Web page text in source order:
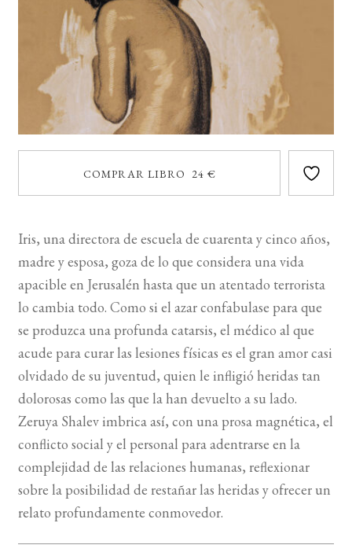
COMPRAR LIBRO 24 €
Iris, una directora de escuela de cuarenta y cinco años,
madre y esposa, goza de lo que considera una vida
apacible en Jerusalén hasta que un atentado terrorista
lo cambia todo. Como si el azar confabulase para que
se produzca una profunda catarsis, el médico al que
acude para curar las lesiones físicas es el gran amor casi
olvidado de su juventud, quien le infligió heridas tan
dolorosas como las que la han devuelto a su lado.
Zeruya Shalev imbrica así, con una prosa magnética, el
conflicto social y el personal para adentrarse en la
complejidad de las relaciones humanas, reflexionar
sobre la posibilidad de restañar las heridas y ofrecer un
relato profundamente conmovedor.